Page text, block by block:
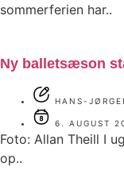
sommerferien har..
Ny balletsæson
HANS-
6. AUGUST
Foto: Allan Theill I
op..